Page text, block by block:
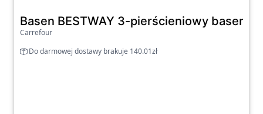
Basen BESTWAY 3-pierścieniowy basenik
Carrefour
Do darmowej dostawy brakuje 140.01zł